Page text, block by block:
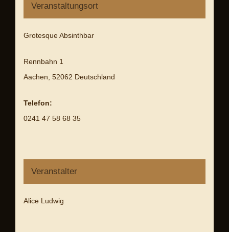
Veranstaltungsort
Grotesque Absinthbar
Rennbahn 1
Aachen 52062 Deutschland
Telefon:
0241 47 58 68 35
Veranstalter
Alice Ludwig